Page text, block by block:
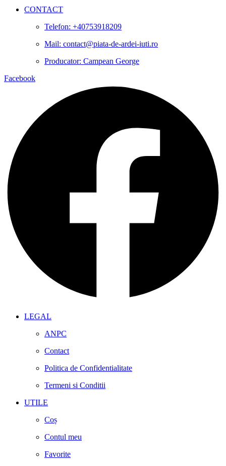
CONTACT
Telefon: +40753918209
Mail: contact@piata-de-ardei-iuti.ro
Producator: Campean George
Facebook
LEGAL
ANPC
Contact
Politica de Confidentialitate
Termeni si Conditii
UTILE
Coș
Contul meu
Favorite